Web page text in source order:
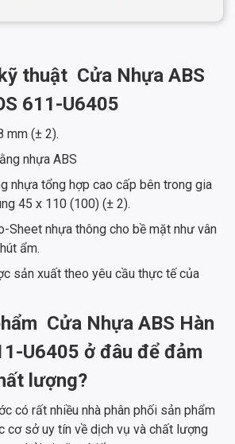
thuật Cửa Nhựa ABS
611-U6405
mm (± 2).
nhựa ABS
nhựa tổng hợp cao cấp bên trong gia
45 x 110 (100) (± 2).
Sheet nhựa thông cho bề mặt như vân
ẩm.
sản xuất theo yêu cầu thực tế của
Cửa Nhựa ABS Hàn
U6405 ở đâu để đảm
lượng?
có rất nhiều nhà phân phối sản phẩm
cơ sở uy tín về dịch vụ và chất lượng